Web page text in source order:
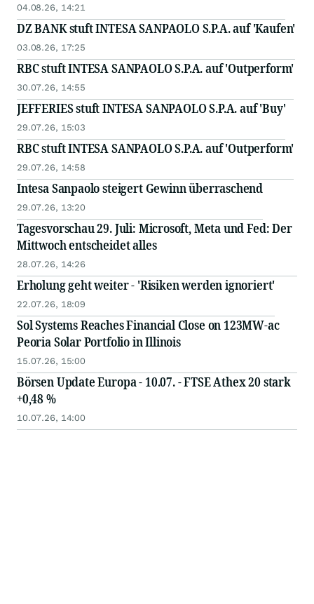
04.08.26, 14:21
DZ BANK stuft INTESA SANPAOLO S.P.A. auf 'Kaufen'
03.08.26, 17:25
RBC stuft INTESA SANPAOLO S.P.A. auf 'Outperform'
30.07.26, 14:55
JEFFERIES stuft INTESA SANPAOLO S.P.A. auf 'Buy'
29.07.26, 15:03
RBC stuft INTESA SANPAOLO S.P.A. auf 'Outperform'
29.07.26, 14:58
Intesa Sanpaolo steigert Gewinn überraschend
29.07.26, 13:20
Tagesvorschau 29. Juli: Microsoft, Meta und Fed: Der
Mittwoch entscheidet alles
28.07.26, 14:26
Erholung geht weiter - 'Risiken werden ignoriert'
22.07.26, 18:09
Sol Systems Reaches Financial Close on 123MW-ac
Peoria Solar Portfolio in Illinois
15.07.26, 15:00
Börsen Update Europa - 10.07. - FTSE Athex 20 stark
+0,48 %
10.07.26, 14:00